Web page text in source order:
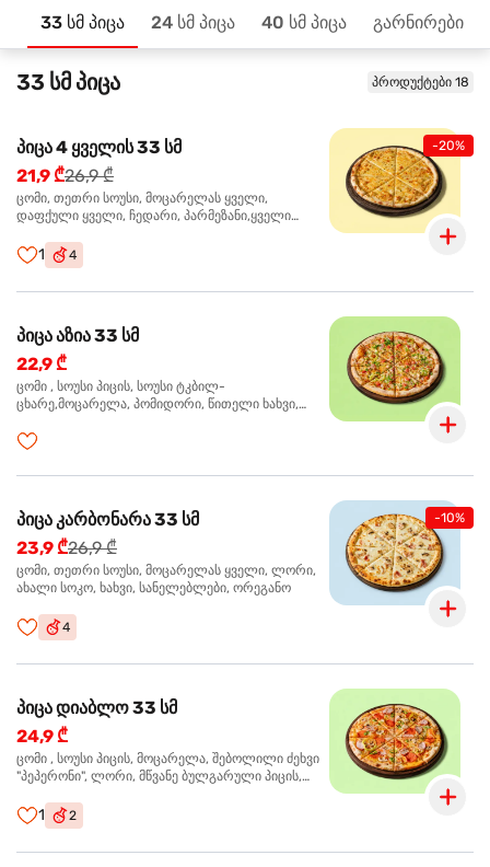
33 სმ პიცა 24 სმ პიცა 40 სმ პიცა გარნირები
მთავარზე
33 სმ პიცა პროდუქტები 18
-20%
პიცა 4 ყველის 33 სმ
21,9 ₾26,9 ₾
ცომი, თეთრი სოუსი, მოცარელას ყველი,
დაფქული ყველი, ჩედარი, პარმეზანი,ყველი
1 4
პიცა აზია 33 სმ
22,9 ₾
ცომი , სოუსი პიცის, სოუსი ტკბილ-
ცხარე,მოცარელა, პომიდორი, წითელი ხახვი,
სეზამის მარცვლის ნაზავი, ქინძი, ორეგანო
-10%
პიცა კარბონარა 33 სმ
23,9 ₾26,9 ₾
ცომი, თეთრი სოუსი, მოცარელას ყველი, ლორი,
ახალი სოკო, ხახვი, სანელებლები, ორეგანო
4
პიცა დიაბლო 33 სმ
24,9 ₾
ცომი , სოუსი პიცის, მოცარელა, შებოლილი ძეხვი
"პეპერონი", ლორი, მწვანე ბულგარული პიცის,
1 2